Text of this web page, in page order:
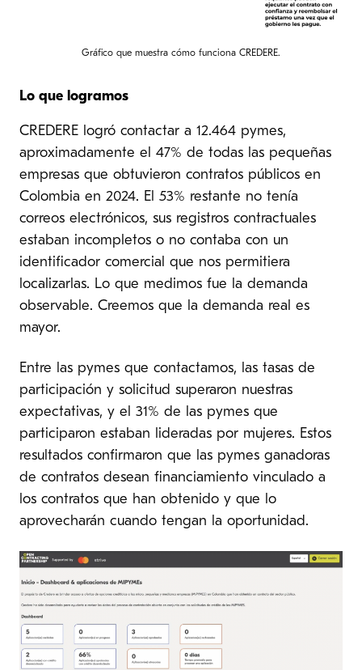
Gráfico que muestra cómo funciona CREDERE.
Lo que logramos
CREDERE logró contactar a 12.464 pymes,
aproximadamente el 47% de todas las pequeñas
empresas que obtuvieron contratos públicos en
Colombia en 2024. El 53% restante no tenía
correos electrónicos, sus registros contractuales
estaban incompletos o no contaba con un
identificador comercial que nos permitiera
localizarlas. Lo que medimos fue la demanda
observable. Creemos que la demanda real es
mayor.
Entre las pymes que contactamos, las tasas de
participación y solicitud superaron nuestras
expectativas, y el 31% de las pymes que
participaron estaban lideradas por mujeres. Estos
resultados confirmaron que las pymes ganadoras
de contratos desean financiamiento vinculado a
los contratos que han obtenido y que lo
aprovecharán cuando tengan la oportunidad.